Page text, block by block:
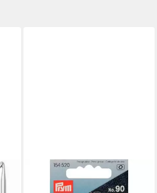
Stricknadeln